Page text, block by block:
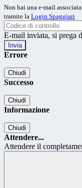
Non hai una e-mail
tramite la Login Spaggiari
E-mail inviata, si prega
Errore
Chiudi
Successo
Chiudi
Informazione
Chiudi
Attendere...
Attendere il